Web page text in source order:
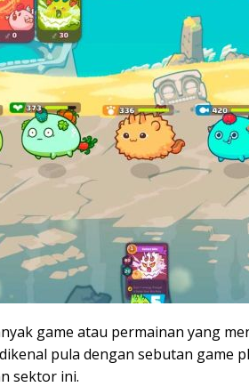
game atau permainan yang
pula dengan sebutan game
sektor ini.